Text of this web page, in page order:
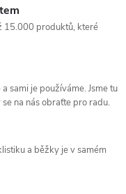
15.000 produktů, které
sami je používáme. Jsme tu
na nás obraťte pro radu.
a běžky je v samém